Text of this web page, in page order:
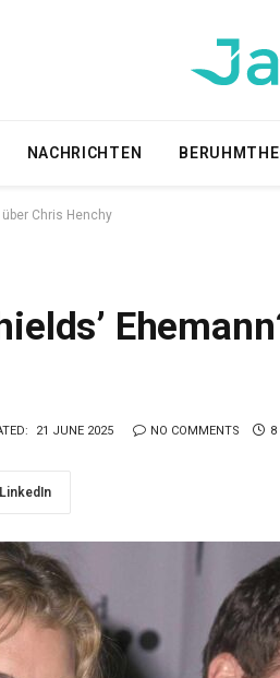
NACHRICHTEN
Chris Henchy
21 JUNE 2025 NO COMMENTS 8
LinkedIn